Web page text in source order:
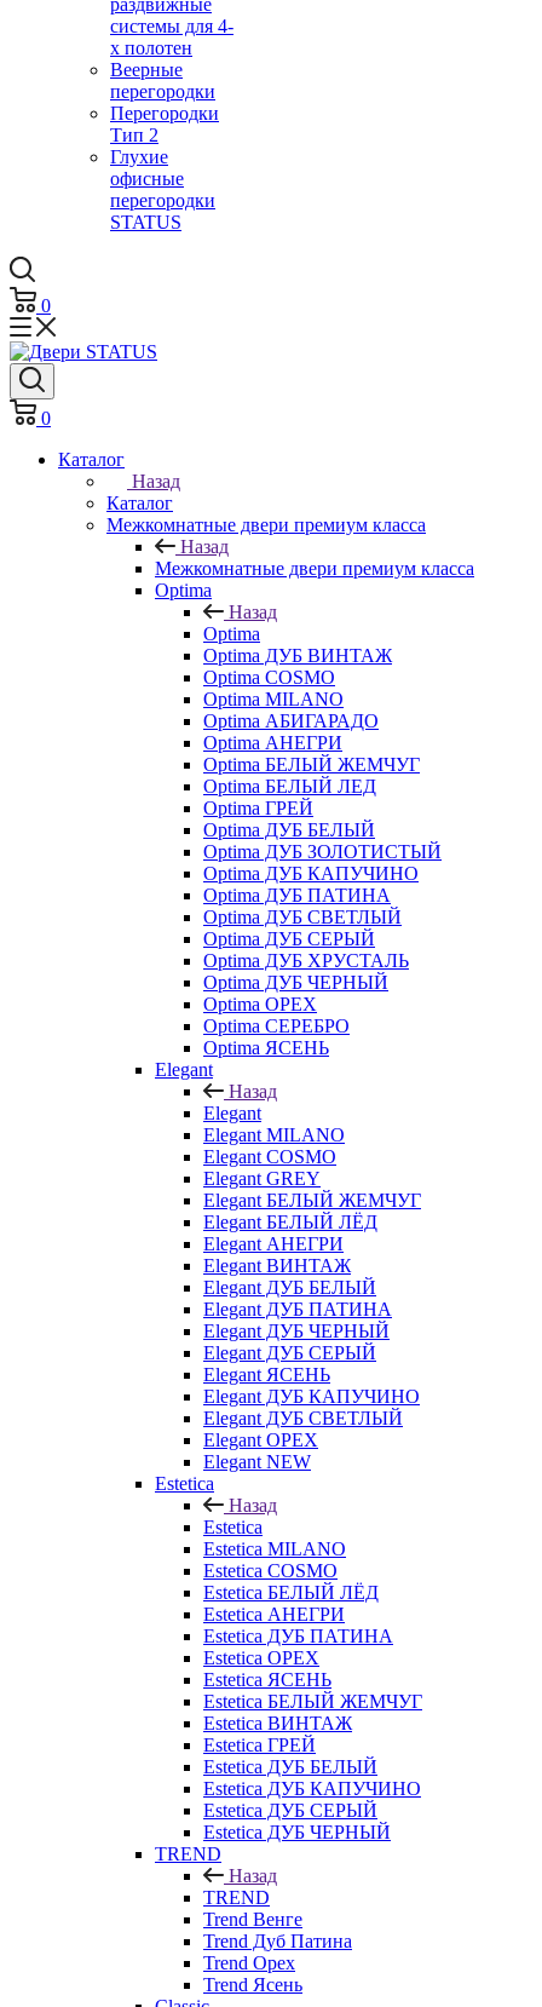
раздвижные
системы для 4-
х полотен
Веерные
перегородки
Перегородки
Тип 2
Глухие
офисные
перегородки
STATUS
0
0
Каталог
Назад
Каталог
Межкомнатные двери премиум класса
Назад
Межкомнатные двери премиум класса
Optima
Назад
Optima
Optima ДУБ ВИНТАЖ
Optima COSMO
Optima MILANO
Optima АБИГАРАДО
Optima АНЕГРИ
Optima БЕЛЫЙ ЖЕМЧУГ
Optima БЕЛЫЙ ЛЕД
Optima ГРЕЙ
Optima ДУБ БЕЛЫЙ
Optima ДУБ ЗОЛОТИСТЫЙ
Optima ДУБ КАПУЧИНО
Optima ДУБ ПАТИНА
Optima ДУБ СВЕТЛЫЙ
Optima ДУБ СЕРЫЙ
Optima ДУБ ХРУСТАЛЬ
Optima ДУБ ЧЕРНЫЙ
Optima ОРЕХ
Optima СЕРЕБРО
Optima ЯСЕНЬ
Elegant
Назад
Elegant
Elegant MILANO
Elegant COSMO
Elegant GREY
Elegant БЕЛЫЙ ЖЕМЧУГ
Elegant БЕЛЫЙ ЛЁД
Elegant АНЕГРИ
Elegant ВИНТАЖ
Elegant ДУБ БЕЛЫЙ
Elegant ДУБ ПАТИНА
Elegant ДУБ ЧЕРНЫЙ
Elegant ДУБ СЕРЫЙ
Elegant ЯСЕНЬ
Elegant ДУБ КАПУЧИНО
Elegant ДУБ СВЕТЛЫЙ
Elegant ОРЕХ
Elegant NEW
Estetica
Назад
Estetica
Estetica MILANO
Estetica COSMO
Estetica БЕЛЫЙ ЛЁД
Estetica АНЕГРИ
Estetica ДУБ ПАТИНА
Estetica ОРЕХ
Estetica ЯСЕНЬ
Estetica БЕЛЫЙ ЖЕМЧУГ
Estetica ВИНТАЖ
Estetica ГРЕЙ
Estetica ДУБ БЕЛЫЙ
Estetica ДУБ КАПУЧИНО
Estetica ДУБ СЕРЫЙ
Estetica ДУБ ЧЕРНЫЙ
TREND
Назад
TREND
Trend Венге
Trend Дуб Патина
Trend Орех
Trend Ясень